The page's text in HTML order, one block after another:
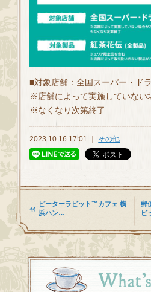
■対象店舗：全国スーパー・ド
※店舗によって実施していない
※なくなり次第終了
2023.10.16 17:01 ｜ その他
ピーターラビット™カフェ 横
浜ハン…
郵